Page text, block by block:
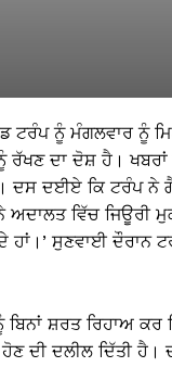
ਟਰੰਪ ਨੂੰ ਮੰਗਲਵਾਰ ਨੂੰ
ਰੱਖਣ ਦਾ ਦੋਸ਼ ਹੈ।
ਦਸ ਦਈਏ ਕਿ ਟਰੰਪ ਨੇ
ਅਦਾਲਤ ਵਿੱਚ ਜਿਊਰੀ
ਹਾਂ।’ ਸੁਣਵਾਈ
ਬਿਨਾਂ ਸ਼ਰਤ ਰਿਹਾਅ
ਦੀ ਦਲੀਲ ਦਿੱਤੀ